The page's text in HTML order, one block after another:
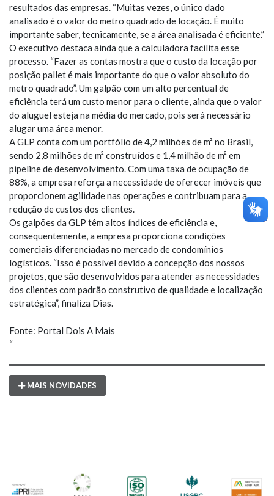
resultados das empresas. “Muitas vezes, o único dado
analisado é o valor do metro quadrado de locação. É muito
importante saber, tecnicamente, se a área analisada é eficiente.”
O executivo destaca ainda que a calculadora facilita esse
processo. “Fazer as contas mostra que o custo da locação por
posição pallet é mais importante do que o valor absoluto do
metro quadrado”. Um galpão com um alto percentual de
eficiência terá um custo menor para o cliente, ainda que o valor
do aluguel esteja na média do mercado, pois será necessário
alugar uma área menor.
A GLP conta com um portfólio de 4,2 milhões de m² no Brasil,
sendo 2,8 milhões de m² construídos e 1,4 milhão de m² em
pipeline de desenvolvimento. Com uma taxa de ocupação de
88%, a empresa reforça a necessidade de oferecer imóveis que
proporcionem agilidade nas operações e contribuam para a
redução de custos dos clientes.
Os galpões da GLP têm altos índices de eficiência e,
consequentemente, a empresa proporciona condições
comerciais diferenciadas no mercado de condomínios
logísticos. “Isso é possível devido a concepção dos nossos
projetos, que são desenvolvidos para atender as necessidades
dos clientes com padrão construtivo de qualidade e localização
estratégica”, finaliza Dias.
Fonte: Portal Dois A Mais
“
MAIS NOVIDADES